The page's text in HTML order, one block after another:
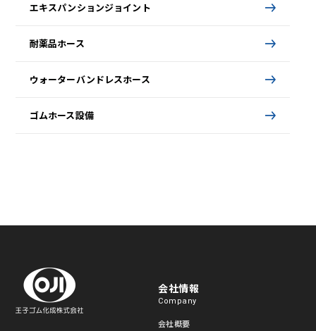
エキスパンションジョイント
耐薬品ホース
ウォーターバンドレスホース
ゴムホース設備
会社情報
Company
会社概要